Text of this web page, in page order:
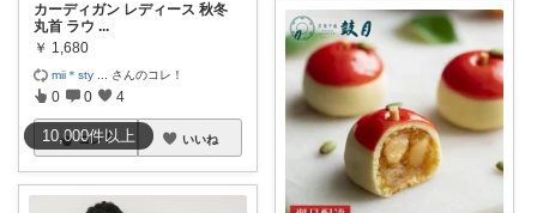
10,000件以上
カーディガン レディース 秋冬
丸首 ラウ ...
￥ 1,680
mii＊sty さんのコレ！
0 0 4
コレ いいね